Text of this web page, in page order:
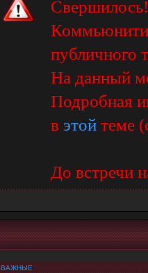
Свершилось!
публичного
На данный
Подробная
в этой теме
До встречи
ВАЖНЫЕ